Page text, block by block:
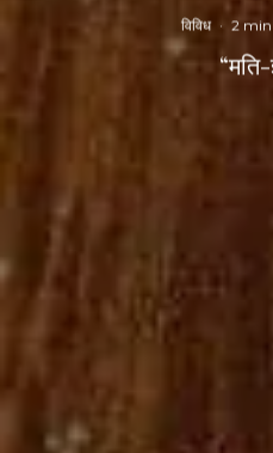
विविध · 2 min
“मति-